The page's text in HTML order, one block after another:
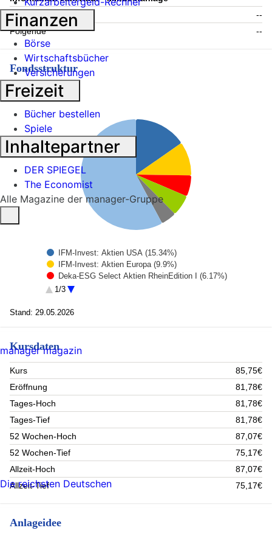
Einmalig
--
Folgende
--
Fondsstruktur
Topholdings
IFM-Invest: Aktien USA (15.34%)
IFM-Invest: Aktien Europa (9.9%)
Deka-ESG Select Aktien RheinEdition I (6.17%)
Deka-SektorInvest (6.15%)
Rest (57.85%)
1/3
Stand: 29.05.2026
Kursdaten
Kurs
85,75€
Eröffnung
81,78€
Tages-Hoch
81,78€
Tages-Tief
81,78€
52 Wochen-Hoch
87,07€
52 Wochen-Tief
75,17€
Allzeit-Hoch
87,07€
Allzeit-Tief
75,17€
Anlageidee
Finanzen
Börse
Wirtschaftsbücher
Versicherungen
Freizeit
Bücher bestellen
Spiele
Inhaltepartner
DER SPIEGEL
The Economist
Alle Magazine der manager-Gruppe
manager magazin
Die reichsten Deutschen